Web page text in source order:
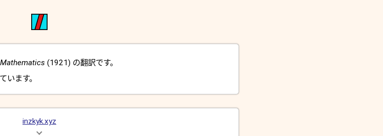
(1921) の翻訳です。
います。
inzkyk.xyz